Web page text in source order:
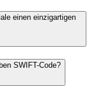
einen einzigartigen
SWIFT-Code?